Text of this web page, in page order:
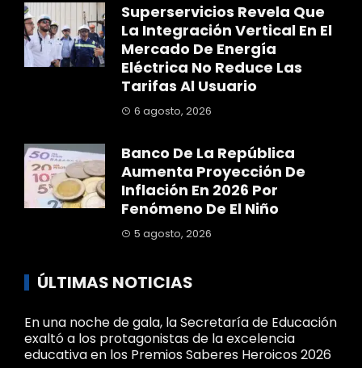
Superservicios Revela Que
La Integración Vertical En El
Mercado De Energía
Eléctrica No Reduce Las
Tarifas Al Usuario
6 agosto, 2026
Banco De La República
Aumenta Proyección De
Inflación En 2026 Por
Fenómeno De El Niño
5 agosto, 2026
ÚLTIMAS NOTICIAS
En una noche de gala, la Secretaría de Educación
exaltó a los protagonistas de la excelencia
educativa en los Premios Saberes Heroicos 2026